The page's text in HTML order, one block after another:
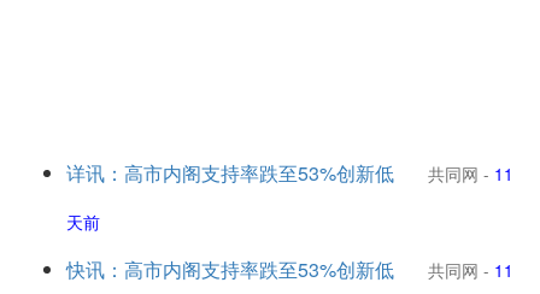
详讯：高市内阁支持率跌至53%创新低 共同网 - 11
天前
快讯：高市内阁支持率跌至53%创新低 共同网 - 11